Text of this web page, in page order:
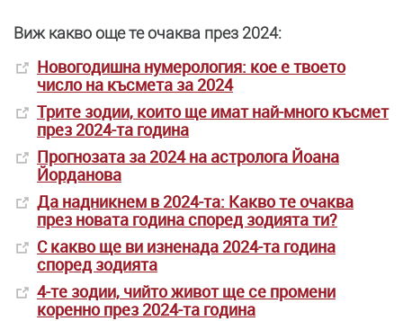
Виж какво още те очаква през 2024:
Новогодишна нумерология: кое е твоето
число на късмета за 2024
Трите зодии, които ще имат най-много късмет
през 2024-та година
Прогнозата за 2024 на астролога Йоана
Йорданова
Да надникнем в 2024-та: Какво те очаква
през новата година според зодията ти?
С какво ще ви изненада 2024-та година
според зодията
4-те зодии, чийто живот ще се промени
коренно през 2024-та година